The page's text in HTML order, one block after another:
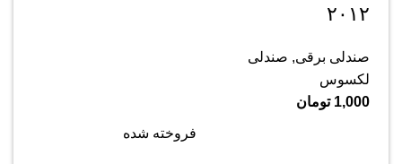
۲۰۱۲
صندلی برقی, صندلی
لکسوس
1,000 تومان
فروخته شده